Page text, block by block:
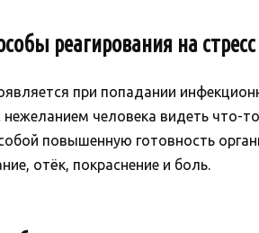
реагирования на стресс
при попадании
нежеланием человека видеть что-
повышенную готовность
отёк, покраснение и боль.